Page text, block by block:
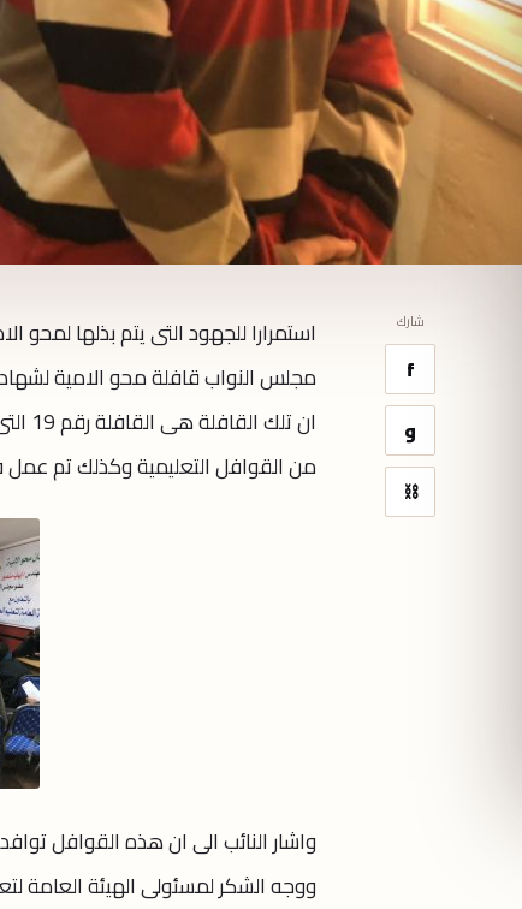
شارك
f
و
⛓
استمرارا للجهود التى يتم بذلها
مجلس النواب قافلة محو الامية
ان
من القوافل التعليمية وكذلك تم عمل
واشار النائب الى ان هذه القوافل
ووجه الشكر لمسئولى الهيئة العامة